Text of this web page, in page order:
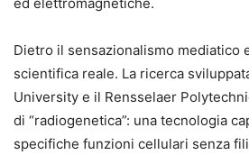
Dietro il sensazionalismo mediatico
scientifica reale. La ricerca
University e il Rensselaer
di “radiogenetica”: una tecnologia
specifiche funzioni cellulari senza